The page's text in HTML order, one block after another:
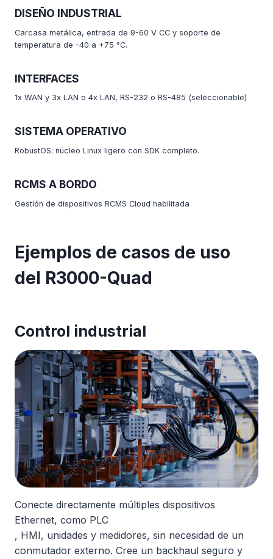
DISEÑO INDUSTRIAL
Carcasa metálica, entrada de 9-60 V CC y soporte de
temperatura de -40 a +75 °C.
INTERFACES
1x WAN y 3x LAN o 4x LAN, RS-232 o RS-485 (seleccionable)
SISTEMA OPERATIVO
RobustOS: núcleo Linux ligero con SDK completo.
RCMS A BORDO
Gestión de dispositivos RCMS Cloud habilitada
Ejemplos de casos de uso
del R3000-Quad
Control industrial
Conecte directamente múltiples dispositivos
Ethernet, como PLC
, HMI, unidades y medidores, sin necesidad de un
conmutador externo. Cree un backhaul seguro y